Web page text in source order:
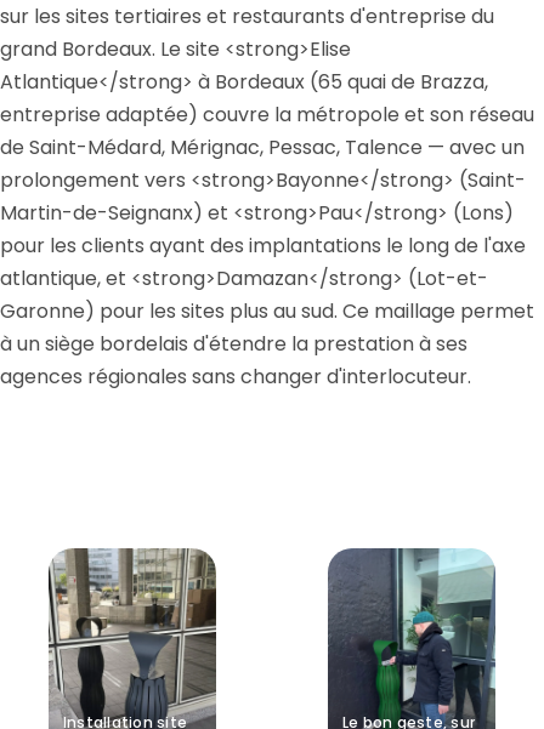
sur les sites tertiaires et restaurants d'entreprise du
grand Bordeaux. Le site <strong>Elise
Atlantique</strong> à Bordeaux (65 quai de Brazza,
entreprise adaptée) couvre la métropole et son réseau
de Saint-Médard, Mérignac, Pessac, Talence — avec un
prolongement vers <strong>Bayonne</strong> (Saint-
Martin-de-Seignanx) et <strong>Pau</strong> (Lons)
pour les clients ayant des implantations le long de l'axe
atlantique, et <strong>Damazan</strong> (Lot-et-
Garonne) pour les sites plus au sud. Ce maillage permet
à un siège bordelais d'étendre la prestation à ses
agences régionales sans changer d'interlocuteur.
Installation site
Le bon geste, sur